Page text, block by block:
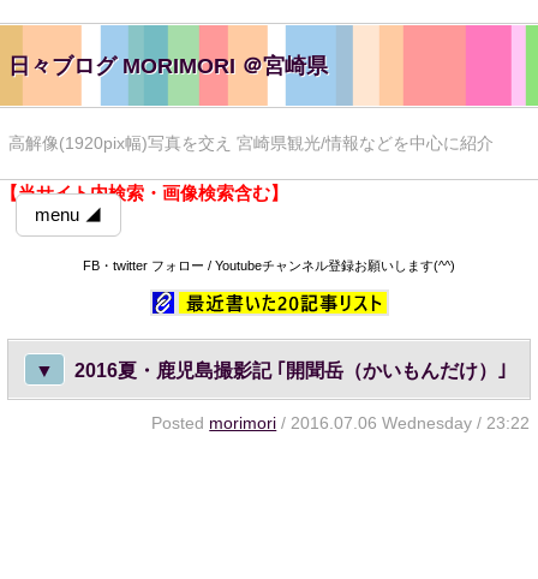
日々ブログ MORIMORI ＠宮崎県
高解像(1920pix幅)写真を交え 宮崎県観光/情報などを中心に紹介
【当サイト内検索・画像検索含む】
menu ◢
FB・twitter フォロー / Youtubeチャンネル登録お願いします(^^)
▼ 2016夏・鹿児島撮影記 ｢開聞岳（かいもんだけ）｣
Posted morimori / 2016.07.06 Wednesday / 23:22